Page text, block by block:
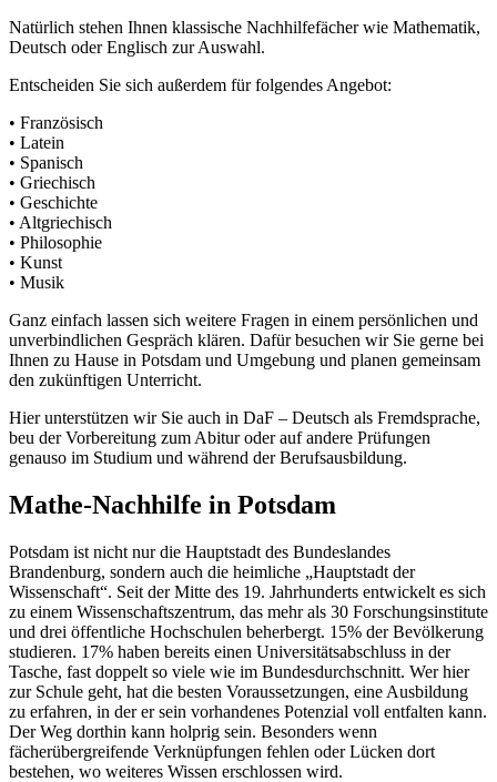
Natürlich stehen Ihnen klassische Nachhilfefächer wie Mathematik,
Deutsch oder Englisch zur Auswahl.
Entscheiden Sie sich außerdem für folgendes Angebot:
• Französisch
• Latein
• Spanisch
• Griechisch
• Geschichte
• Altgriechisch
• Philosophie
• Kunst
• Musik
Ganz einfach lassen sich weitere Fragen in einem persönlichen und
unverbindlichen Gespräch klären. Dafür besuchen wir Sie gerne bei
Ihnen zu Hause in Potsdam und Umgebung und planen gemeinsam
den zukünftigen Unterricht.
Hier unterstützen wir Sie auch in DaF – Deutsch als Fremdsprache,
beu der Vorbereitung zum Abitur oder auf andere Prüfungen
genauso im Studium und während der Berufsausbildung.
Mathe-Nachhilfe in Potsdam
Potsdam ist nicht nur die Hauptstadt des Bundeslandes
Brandenburg, sondern auch die heimliche „Hauptstadt der
Wissenschaft“. Seit der Mitte des 19. Jahrhunderts entwickelt es sich
zu einem Wissenschaftszentrum, das mehr als 30 Forschungsinstitute
und drei öffentliche Hochschulen beherbergt. 15% der Bevölkerung
studieren. 17% haben bereits einen Universitätsabschluss in der
Tasche, fast doppelt so viele wie im Bundesdurchschnitt. Wer hier
zur Schule geht, hat die besten Voraussetzungen, eine Ausbildung
zu erfahren, in der er sein vorhandenes Potenzial voll entfalten kann.
Der Weg dorthin kann holprig sein. Besonders wenn
fächerübergreifende Verknüpfungen fehlen oder Lücken dort
bestehen, wo weiteres Wissen erschlossen wird.